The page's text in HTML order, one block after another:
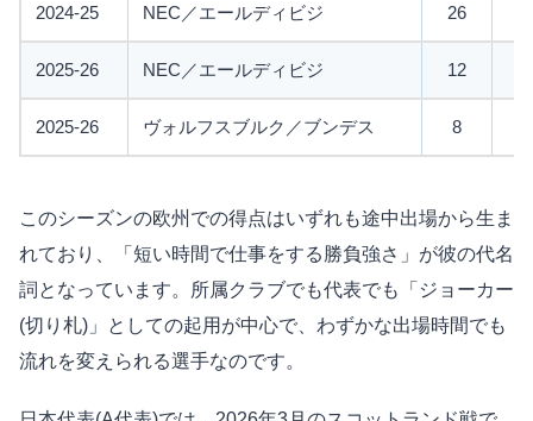
2024-25 NEC／エールディビジ 26
2025-26 NEC／エールディビジ 12
2025-26 ヴォルフスブルク／ブンデス 8
このシーズンの欧州での得点はいずれも途中出場から生ま
れており、「短い時間で仕事をする勝負強さ」が彼の代名
詞となっています。所属クラブでも代表でも「ジョーカー
(切り札)」としての起用が中心で、わずかな出場時間でも
流れを変えられる選手なのです。